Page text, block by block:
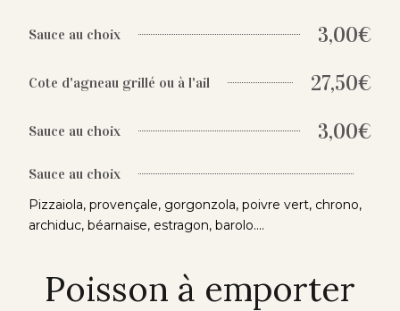
Sauce au choix 3,00€
Cote d'agneau grillé ou à l'ail 27,50€
Sauce au choix 3,00€
Sauce au choix
Pizzaiola, provençale, gorgonzola, poivre vert, chrono,
archiduc, béarnaise, estragon, barolo....
Poisson à emporter